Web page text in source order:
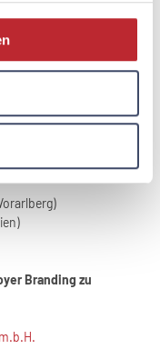
und Institutionen“:
(Oberösterreich)
und
Branding zu